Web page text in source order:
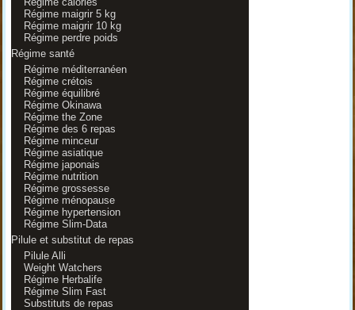
Régime maigrir 5 kg
Régime maigrir 10 kg
Régime perdre poids
Régime santé
Régime méditerranéen
Régime crétois
Régime équilibré
Régime Okinawa
Régime the Zone
Régime des 6 repas
Régime minceur
Régime asiatique
Régime japonais
Régime nutrition
Régime grossesse
Régime ménopause
Régime hypertension
Régime Slim-Data
Pilule et substitut de repas
Pilule Alli
Weight Watchers
Régime Herbalife
Régime Slim Fast
Substituts de repas